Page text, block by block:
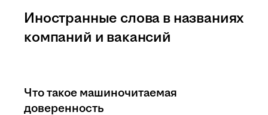
Иностранные слова в названиях
компаний и вакансий
Что такое машиночитаемая
доверенность